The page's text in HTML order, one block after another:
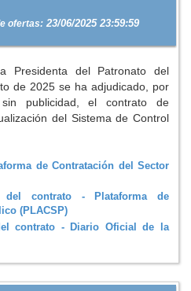
ofertas: 23/06/2025 23:59:59
Presidenta del Patronato del
de 2025 se ha adjudicado, por
sin publicidad, el contrato de
del Sistema de Control
de Contratación del Sector
del contrato - Plataforma de
(PLACSP)
contrato - Diario Oficial de la